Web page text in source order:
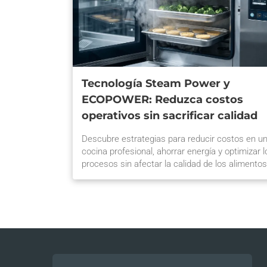
Tecnología Steam Power y
ECOPOWER: Reduzca costos
operativos sin sacrificar calidad
Descubre estrategias para reducir costos en
cocina profesional, ahorrar energía y optimizar
procesos sin afectar la calidad de los